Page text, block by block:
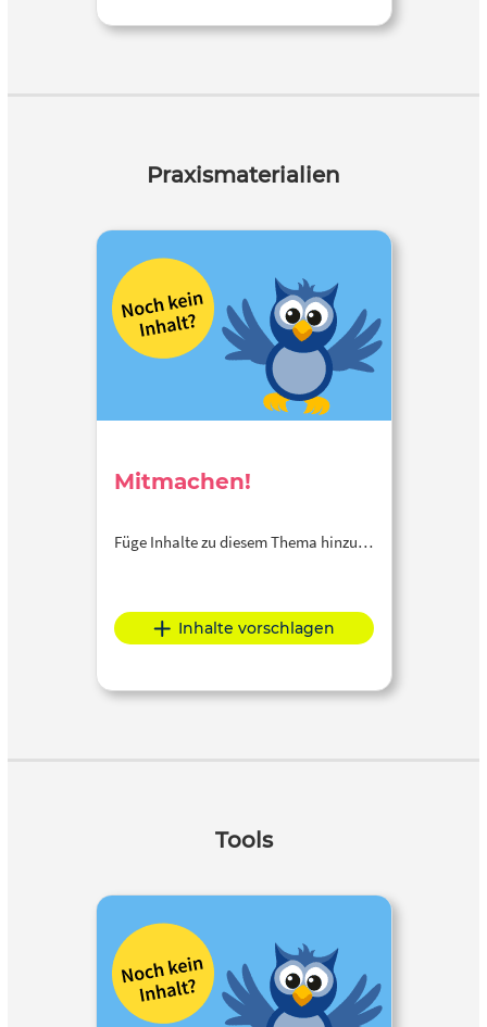
Praxismaterialien
Mitmachen!
Füge Inhalte zu diesem Thema hinzu…
Inhalte vorschlagen
Tools